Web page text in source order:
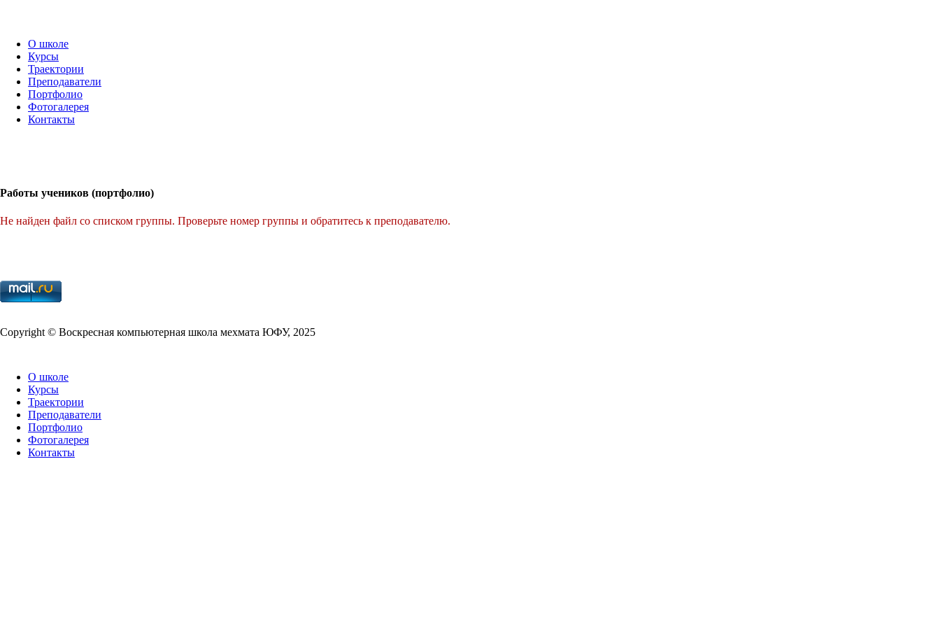
О школе
Курсы
Траектории
Преподаватели
Портфолио
Фотогалерея
Контакты
Работы учеников (портфолио)
Не найден файл со списком группы. Проверьте номер группы и обратитесь к преподавателю.
Copy­right © Воскресная компьютерная школа мехмата ЮФУ, 2025
О школе
Курсы
Траектории
Преподаватели
Портфолио
Фотогалерея
Контакты